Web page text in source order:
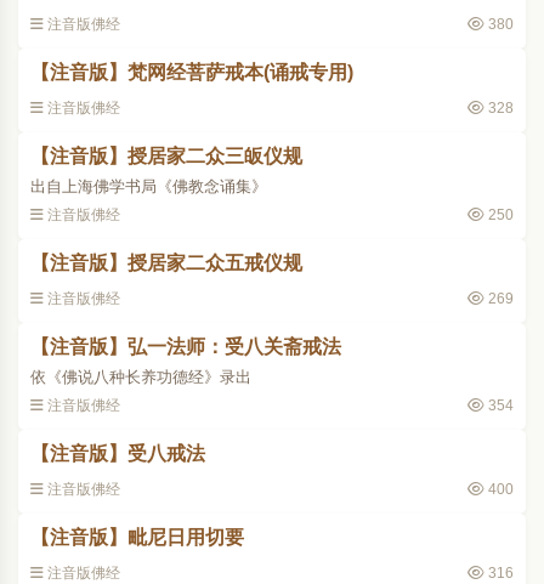
注音版佛经 380
【注音版】梵网经菩萨戒本(诵戒专用)
注音版佛经 328
【注音版】授居家二众三皈仪规
出自上海佛学书局《佛教念诵集》
注音版佛经 250
【注音版】授居家二众五戒仪规
注音版佛经 269
【注音版】弘一法师：受八关斋戒法
依《佛说八种长养功德经》录出
注音版佛经 354
【注音版】受八戒法
注音版佛经 400
【注音版】毗尼日用切要
注音版佛经 316